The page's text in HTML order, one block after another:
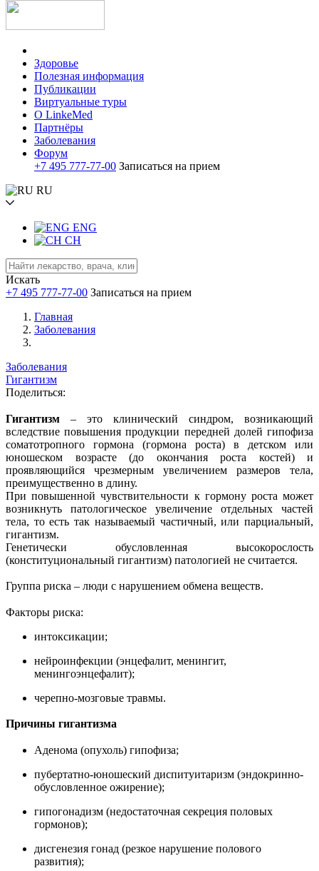
Здоровье
Полезная информация
Публикации
Виртуальные туры
О LinkeMed
Партнёры
Заболевания
Форум
+7 495 777-77-00 Записаться на прием
RU
ENG
CH
Искать
+7 495 777-77-00 Записаться на прием
Главная
Заболевания
Заболевания
Гигантизм
Поделиться:
Гигантизм – это клинический синдром, возникающий
вследствие повышения продукции передней долей гипофиза
соматотропного гормона (гормона роста) в детском или
юношеском возрасте (до окончания роста костей) и
проявляющийся чрезмерным увеличением размеров тела,
преимущественно в длину.
При повышенной чувствительности к гормону роста может
возникнуть патологическое увеличение отдельных частей
тела, то есть так называемый частичный, или парциальный,
гигантизм.
Генетически обусловленная высокорослость
(конституциональный гигантизм) патологией не считается.
Группа риска – люди с нарушением обмена веществ.
Факторы риска:
интоксикации;
нейроинфекции (энцефалит, менингит,
менингоэнцефалит);
черепно-мозговые травмы.
Причины гигантизма
Аденома (опухоль) гипофиза;
пубертатно-юношеский диспитуитаризм (эндокринно-
обусловленное ожирение);
гипогонадизм (недостаточная секреция половых
гормонов);
дисгенезия гонад (резкое нарушение полового
развития);